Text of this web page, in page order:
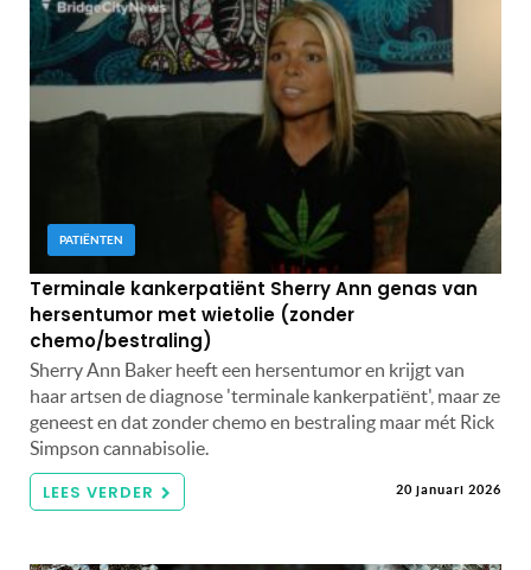
PATIËNTEN
Terminale kankerpatiënt Sherry Ann genas van
hersentumor met wietolie (zonder
chemo/bestraling)
Sherry Ann Baker heeft een hersentumor en krijgt van
haar artsen de diagnose 'terminale kankerpatiënt', maar ze
geneest en dat zonder chemo en bestraling maar mét Rick
Simpson cannabisolie.
LEES VERDER 20 januari 2026